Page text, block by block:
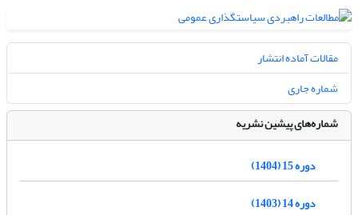
مقالات آماده انتشار
شماره جاری
شماره‌های پیشین نشریه
دوره 15 (1404)
دوره 14 (1403)